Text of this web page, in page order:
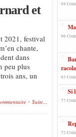
et
2021, festival
chante,
dans
peu plus
ans, un
Suite...
98
96
93
Si
77
72